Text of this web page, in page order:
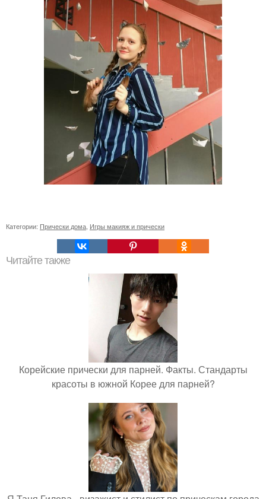
Категории: Прически дома, Игры макияж и прически
Читайте также
Корейские прически для парней. Факты. Стандарты
красоты в южной Корее для парней?